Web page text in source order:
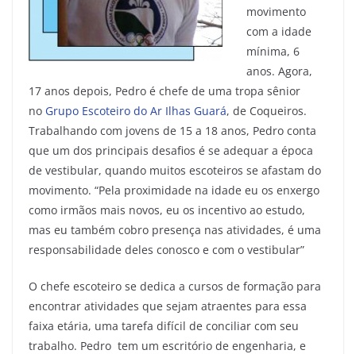
movimento
com a idade
mínima, 6
anos. Agora,
17 anos depois, Pedro é chefe de uma tropa sênior
no Grupo Escoteiro do Ar Ilhas Guará, de Coqueiros.
Trabalhando com jovens de 15 a 18 anos, Pedro conta
que um dos principais desafios é se adequar a época
de vestibular, quando muitos escoteiros se afastam do
movimento. “Pela proximidade na idade eu os enxergo
como irmãos mais novos, eu os incentivo ao estudo,
mas eu também cobro presença nas atividades, é uma
responsabilidade deles conosco e com o vestibular”
O chefe escoteiro se dedica a cursos de formação para
encontrar atividades que sejam atraentes para essa
faixa etária, uma tarefa difícil de conciliar com seu
trabalho. Pedro tem um escritório de engenharia, e